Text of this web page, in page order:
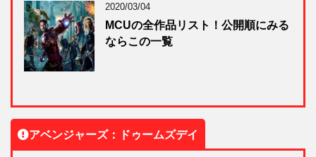
2020/03/04
MCUの全作品リスト！公開順にみる
ならこの一覧
アベンジャーズ：ドゥームズデイ